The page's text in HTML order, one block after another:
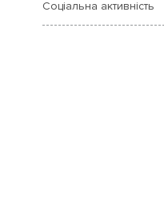
Соціальна активність